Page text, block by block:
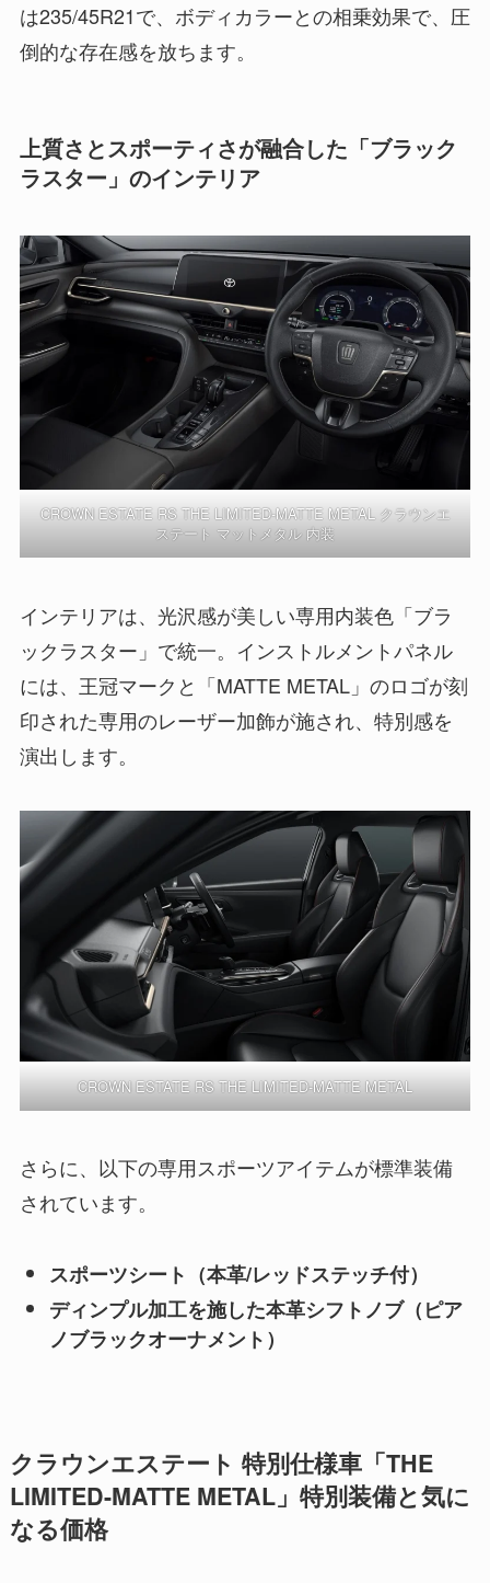
は235/45R21で、ボディカラーとの相乗効果で、圧
倒的な存在感を放ちます。
上質さとスポーティさが融合した「ブラック
ラスター」のインテリア
CROWN ESTATE RS THE LIMITED-MATTE METAL クラウンエ
ステート マットメタル 内装
インテリアは、光沢感が美しい専用内装色「ブラ
ックラスター」で統一。インストルメントパネル
には、王冠マークと「MATTE METAL」のロゴが刻
印された専用のレーザー加飾が施され、特別感を
演出します。
CROWN ESTATE RS THE LIMITED-MATTE METAL
さらに、以下の専用スポーツアイテムが標準装備
されています。
スポーツシート（本革/レッドステッチ付）
ディンプル加工を施した本革シフトノブ（ピア
ノブラックオーナメント）
クラウンエステート 特別仕様車「THE
LIMITED-MATTE METAL」特別装備と気に
なる価格